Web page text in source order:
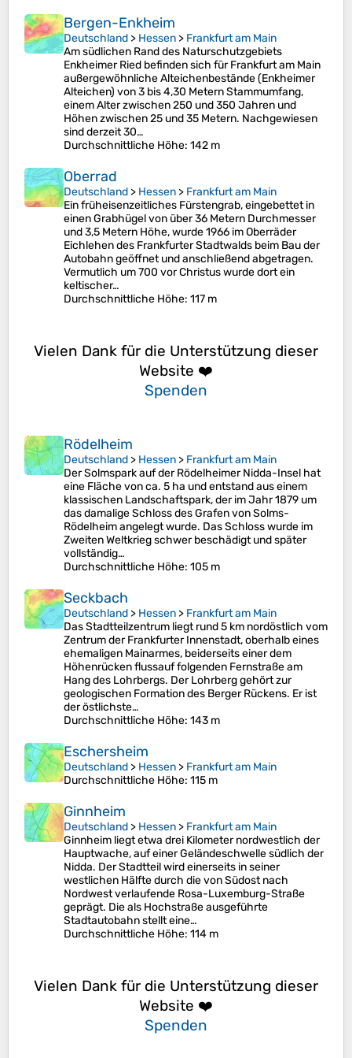
Bergen-Enkheim
Deutschland > Hessen > Frankfurt am Main
Am südlichen Rand des Naturschutzgebiets
Enkheimer Ried befinden sich für Frankfurt am Main
außergewöhnliche Alteichenbestände (Enkheimer
Alteichen) von 3 bis 4,30 Metern Stammumfang,
einem Alter zwischen 250 und 350 Jahren und
Höhen zwischen 25 und 35 Metern. Nachgewiesen
sind derzeit 30…
Durchschnittliche Höhe: 142 m
Oberrad
Deutschland > Hessen > Frankfurt am Main
Ein früheisenzeitliches Fürstengrab, eingebettet in
einen Grabhügel von über 36 Metern Durchmesser
und 3,5 Metern Höhe, wurde 1966 im Oberräder
Eichlehen des Frankfurter Stadtwalds beim Bau der
Autobahn geöffnet und anschließend abgetragen.
Vermutlich um 700 vor Christus wurde dort ein
keltischer…
Durchschnittliche Höhe: 117 m
Vielen Dank für die Unterstützung dieser
Website ❤️
Spenden
Rödelheim
Deutschland > Hessen > Frankfurt am Main
Der Solmspark auf der Rödelheimer Nidda-Insel hat
eine Fläche von ca. 5 ha und entstand aus einem
klassischen Landschaftspark, der im Jahr 1879 um
das damalige Schloss des Grafen von Solms-
Rödelheim angelegt wurde. Das Schloss wurde im
Zweiten Weltkrieg schwer beschädigt und später
vollständig…
Durchschnittliche Höhe: 105 m
Seckbach
Deutschland > Hessen > Frankfurt am Main
Das Stadtteilzentrum liegt rund 5 km nordöstlich vom
Zentrum der Frankfurter Innenstadt, oberhalb eines
ehemaligen Mainarmes, beiderseits einer dem
Höhenrücken flussauf folgenden Fernstraße am
Hang des Lohrbergs. Der Lohrberg gehört zur
geologischen Formation des Berger Rückens. Er ist
der östlichste…
Durchschnittliche Höhe: 143 m
Eschersheim
Deutschland > Hessen > Frankfurt am Main
Durchschnittliche Höhe: 115 m
Ginnheim
Deutschland > Hessen > Frankfurt am Main
Ginnheim liegt etwa drei Kilometer nordwestlich der
Hauptwache, auf einer Geländeschwelle südlich der
Nidda. Der Stadtteil wird einerseits in seiner
westlichen Hälfte durch die von Südost nach
Nordwest verlaufende Rosa-Luxemburg-Straße
geprägt. Die als Hochstraße ausgeführte
Stadtautobahn stellt eine…
Durchschnittliche Höhe: 114 m
Vielen Dank für die Unterstützung dieser
Website ❤️
Spenden